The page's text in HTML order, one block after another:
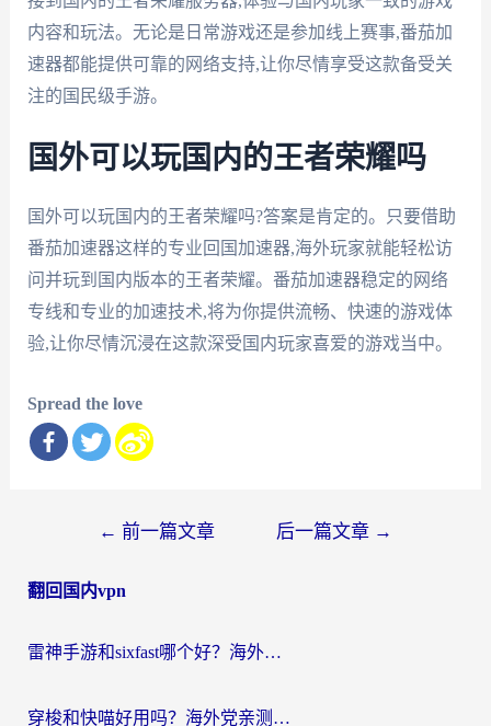
内容和玩法。无论是日常游戏还是参加线上赛事,番茄加
速器都能提供可靠的网络支持,让你尽情享受这款备受关
注的国民级手游。
国外可以玩国内的王者荣耀吗
国外可以玩国内的王者荣耀吗?答案是肯定的。只要借助
番茄加速器这样的专业回国加速器,海外玩家就能轻松访
问并玩到国内版本的王者荣耀。番茄加速器稳定的网络
专线和专业的加速技术,将为你提供流畅、快速的游戏体
验,让你尽情沉浸在这款深受国内玩家喜爱的游戏当中。
Spread the love
导
← 前一篇文章 后一篇文章 →
翻回国内vpn
雷神手游和sixfast哪个好？海外党亲测3款回国加速器，教你选对不踩坑
穿梭和快喵好用吗？海外党亲测：小众加速器对比+番茄加速器深度体验